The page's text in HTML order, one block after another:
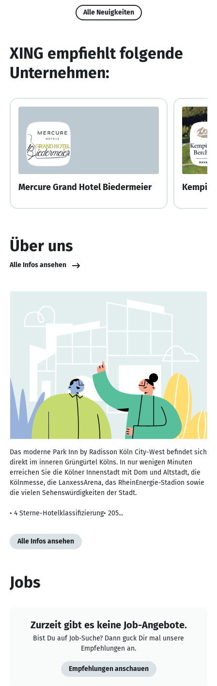
Alle Neuigkeiten
XING empfiehlt folgende
Unternehmen:
Mercure Grand Hotel Biedermeier
Über uns
Alle Infos ansehen
Das moderne Park Inn by Radisson Köln City-West befindet sich
direkt im inneren Grüngürtel Kölns. In nur wenigen Minuten
erreichen Sie die Kölner Innenstadt mit Dom und Altstadt, die
Kölnmesse, die LanxessArena, das RheinEnergie-Stadion sowie
die vielen Sehenswürdigkeiten der Stadt.
• 4 Sterne-Hotelklassifizierung• 205...
Alle Infos ansehen
Jobs
Zurzeit gibt es keine Job-Angebote.
Bist Du auf Job-Suche? Dann guck Dir mal unsere
Empfehlungen an.
Empfehlungen anschauen